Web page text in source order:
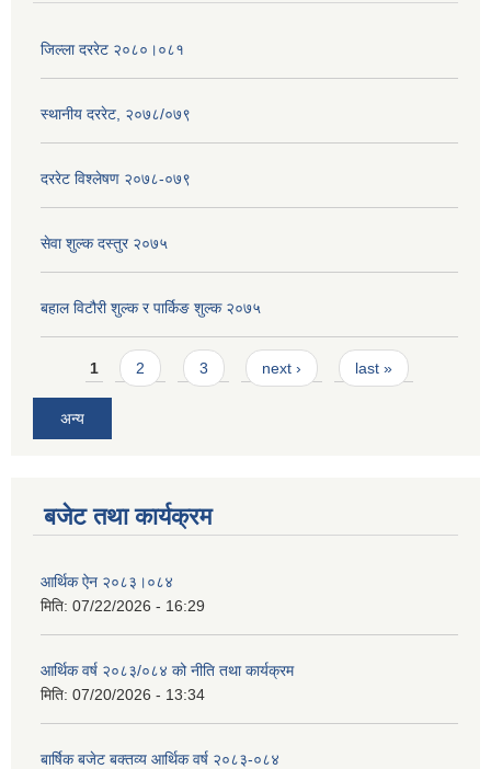
जिल्ला दररेट २०८०।०८१
स्थानीय दररेट, २०७८/०७९
दररेट विश्लेषण २०७८-०७९
सेवा शुल्क दस्तुर २०७५
बहाल विटौरी शुल्क र पार्किङ शुल्क २०७५
Pages
1 2 3 next › last »
अन्य
बजेट तथा कार्यक्रम
आर्थिक ऐन २०८३।०८४
मिति: 07/22/2026 - 16:29
आर्थिक वर्ष २०८३/०८४ को नीति तथा कार्यक्रम
मिति: 07/20/2026 - 13:34
बार्षिक बजेट बक्तव्य आर्थिक वर्ष २०८३-०८४